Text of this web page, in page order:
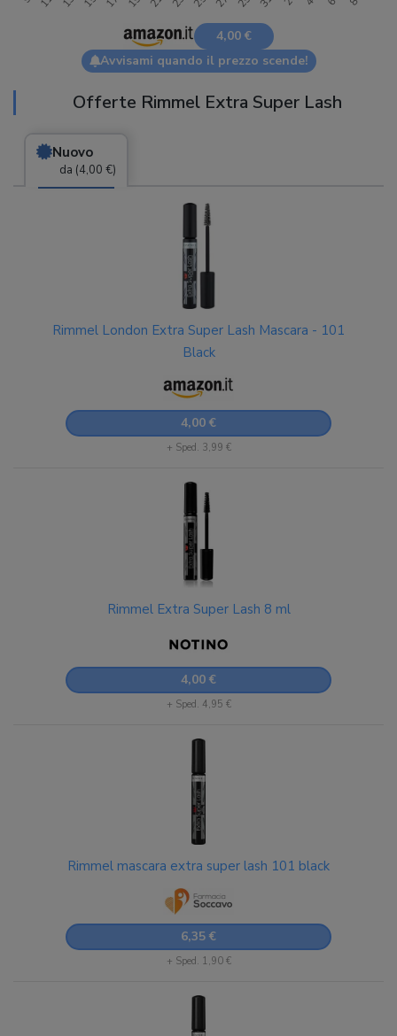
4,00 €
Avvisami quando il prezzo scende!
Offerte Rimmel Extra Super Lash
Nuovo
da (4,00 €)
Rimmel London Extra Super Lash Mascara - 101
Black
4,00 €
+ Sped. 3,99 €
Rimmel Extra Super Lash 8 ml
4,00 €
+ Sped. 4,95 €
Rimmel mascara extra super lash 101 black
6,35 €
+ Sped. 1,90 €